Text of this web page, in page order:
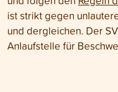
ist strikt gegen
und dergleichen. Der
Anlaufstelle für